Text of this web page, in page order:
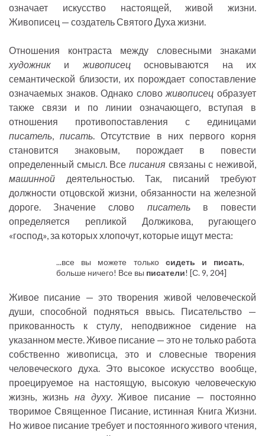
означает искусство настоящей, живой жизни.
Живописец — создатель Святого Духа жизни.
Отношения контраста между словесными знаками
художник и живописецосновываются на их
семантической близости, их порождает сопоставление
означаемых знаков. Однако словоживописец образует
также связи и по линии означающего, вступая в
отношения противопоставления с единицами
писатель,писать. Отсутствие в них первого корня
становится знаковым, порождает в повести
определенный смысл. Все писания связаны с неживой,
машинной деятельностью. Так, писаний требуют
должности отцовской жизни, обязанности на железной
дороге. Значение слово писательв повести
определяется репликой Должикова, ругающего
«господ», за которых хлопочут, которые ищут места:
...все вы можете только сидеть и писать,
больше ничего! Все вы писатели! [С. 9, 204]
Живое писание — это творения живой человеческой
души, способной подняться ввысь. Писательство —
прикованность к стулу, неподвижное сидение на
указанном месте. Живое писание — это не только работа
собственно живописца, это и словесные творения
человеческого духа. Это высокое искусство вообще,
проецируемое на настоящую, высокую человеческую
жизнь, жизнь на духу. Живое писание — постоянно
творимое Священное Писание, истинная Книга Жизни.
Но живое писание требует и постоянного живого чтения,